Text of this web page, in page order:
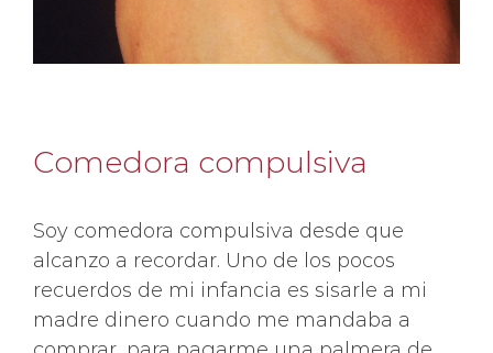
Comedora compulsiva
Soy comedora compulsiva desde que
alcanzo a recordar. Uno de los pocos
recuerdos de mi infancia es sisarle a mi
madre dinero cuando me mandaba a